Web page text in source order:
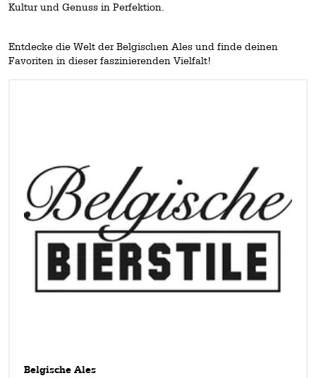
Kultur und Genuss in Perfektion.
Entdecke die Welt der Belgischen Ales und finde deinen
Favoriten in dieser faszinierenden Vielfalt!
Belgische Ales